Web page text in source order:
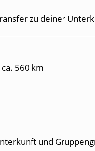
zu deiner
ca. 560 km
und